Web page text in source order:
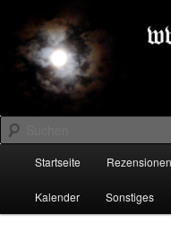
primären
Inhalt
springen
sekundären
Inhalt
springenDARK-
Suchen
Startseite Rezensionen
Kalender Sonstiges